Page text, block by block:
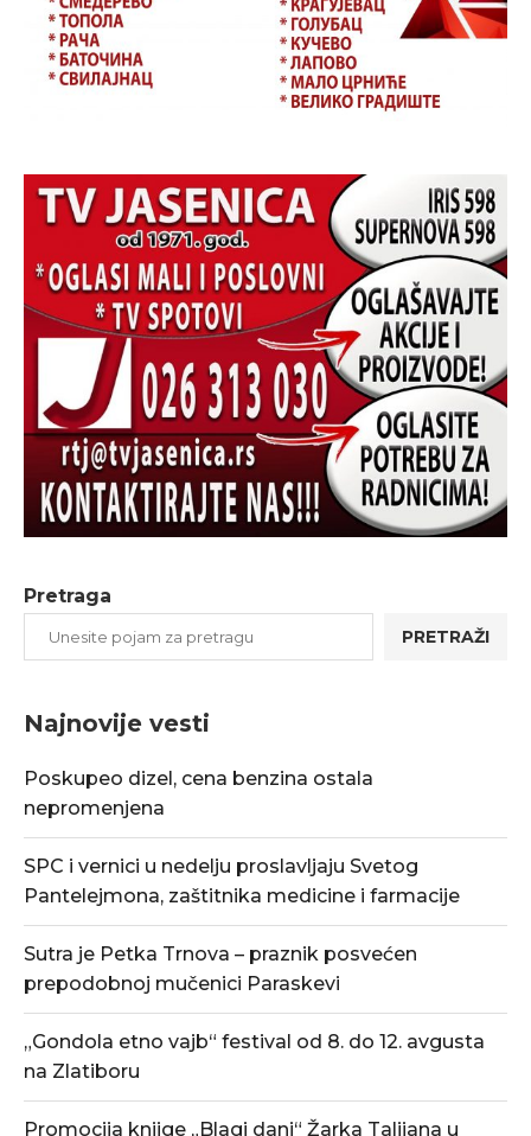
Pretraga
PRETRAŽI
Najnovije vesti
Poskupeo dizel, cena benzina ostala
nepromenjena
SPC i vernici u nedelju proslavljaju Svetog
Pantelejmona, zaštitnika medicine i farmacije
Sutra je Petka Trnova – praznik posvećen
prepodobnoj mučenici Paraskevi
„Gondola etno vajb“ festival od 8. do 12. avgusta
na Zlatiboru
Promocija knjige „Blagi dani“ Žarka Talijana u